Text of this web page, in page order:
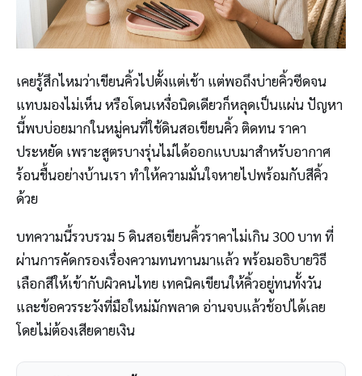
เคยรู้สึกไหมว่าเขียนคิ้วไปตั้งแต่เช้า แต่พอถึงบ่ายคิ้วซีดจน
แทบมองไม่เห็น หรือโดนเหงื่อนิดเดียวก็หลุดเป็นแผ่น ปัญหา
นี้พบบ่อยมากในหมู่คนที่ใช้ดินสอเขียนคิ้ว ติดทน ราคา
ประหยัด เพราะสูตรบางรุ่นไม่ได้ออกแบบมาสำหรับอากาศ
ร้อนชื้นอย่างบ้านเรา ทำให้ความมั่นใจหายไปพร้อมกับสีคิ้ว
ด้วย
บทความนี้รวบรวม 5 ดินสอเขียนคิ้วราคาไม่เกิน 300 บาท ที่
ผ่านการคัดกรองเรื่องความทนทานมาแล้ว พร้อมอธิบายวิธี
เลือกสีให้เข้ากับผิวคนไทย เทคนิคเขียนให้คิ้วอยู่ทนทั้งวัน
และข้อควรระวังที่มือใหม่มักพลาด อ่านจบแล้วช้อปได้เลย
โดยไม่ต้องเสียดายเงิน